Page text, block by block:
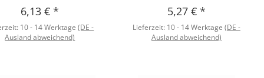
6,13 €*
10 - 14 Werktage(DE -
Ausland abweichend)
5,27 € *
Lieferzeit: 10 - 14 Werktage (DE -
Ausland abweichend)